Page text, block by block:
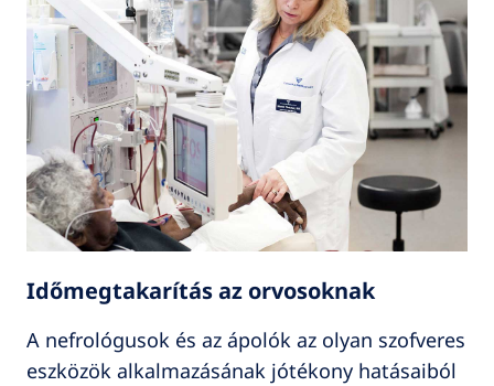
Időmegtakarítás az orvosoknak
A nefrológusok és az ápolók az olyan szofveres
eszközök alkalmazásának jótékony hatásaiból